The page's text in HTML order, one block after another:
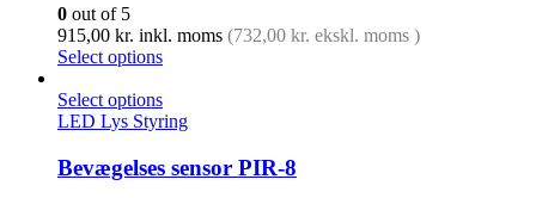
0 out of 5
915,00 kr. inkl. moms (732,00 kr. ekskl. moms )
Select options
Select options
LED Lys Styring
Bevægelses sensor PIR-8